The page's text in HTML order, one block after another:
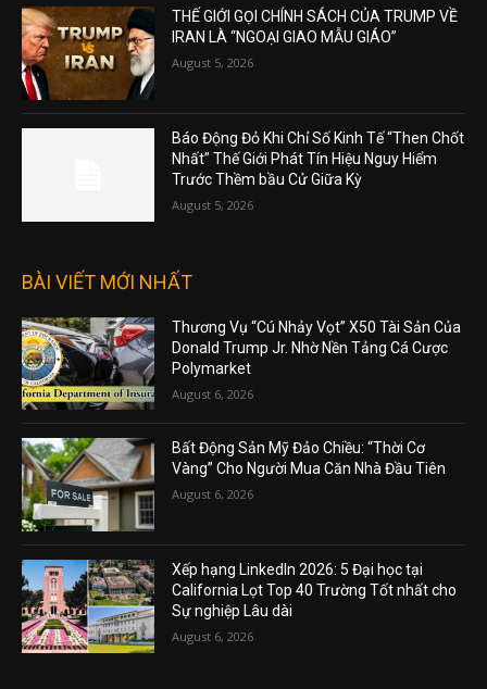
THẾ GIỚI GỌI CHÍNH SÁCH CỦA TRUMP VỀ
IRAN LÀ “NGOẠI GIAO MẪU GIÁO”
August 5, 2026
Báo Động Đỏ Khi Chỉ Số Kinh Tế “Then Chốt
Nhất” Thế Giới Phát Tín Hiệu Nguy Hiểm
Trước Thềm bầu Cử Giữa Kỳ
August 5, 2026
BÀI VIẾT MỚI NHẤT
Thương Vụ “Cú Nhảy Vọt” X50 Tài Sản Của
Donald Trump Jr. Nhờ Nền Tảng Cá Cược
Polymarket
August 6, 2026
Bất Động Sản Mỹ Đảo Chiều: “Thời Cơ
Vàng” Cho Người Mua Căn Nhà Đầu Tiên
August 6, 2026
Xếp hạng LinkedIn 2026: 5 Đại học tại
California Lọt Top 40 Trường Tốt nhất cho
Sự nghiệp Lâu dài
August 6, 2026